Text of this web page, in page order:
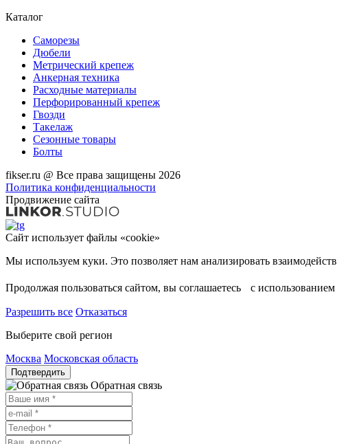
Каталог
Саморезы
Дюбели
Метрический крепеж
Анкерная техника
Расходные материалы
Перфорированный крепеж
Гвозди
Такелаж
Сезонные товары
Болты
fikser.ru @ Все права защищены 2026
Политика конфиденциальности
Продвижение сайта
Сайт использует файлы «cookie»
Продолжая пользоваться сайтом, вы соглашаетесь с использованием
Разрешить все Отказаться
Выберите свой регион
Москва Московская область
Подтвердить
Обратная связь